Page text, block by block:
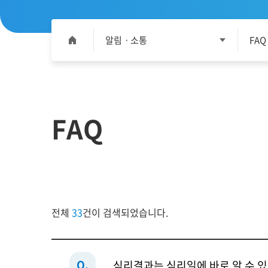
알림ㆍ소통 FAQ
FAQ
전체 33건이 검색되었습니다.
Q.